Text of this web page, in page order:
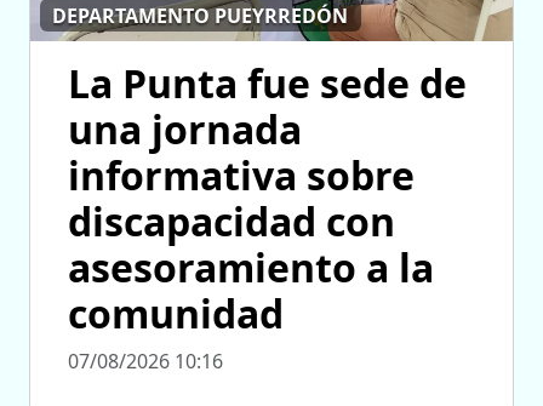
DEPARTAMENTO PUEYRREDÓN
La Punta fue sede de
una jornada
informativa sobre
discapacidad con
asesoramiento a la
comunidad
07/08/2026 10:16